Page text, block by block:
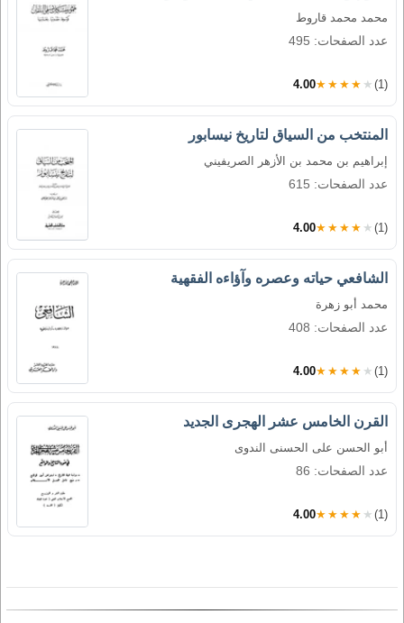
محمد محمد قاروط
عدد الصفحات: 495
4.00★★★★★ (1)
المنتخب من السياق لتاريخ نيسابور
إبراهيم بن محمد بن الأزهر الصريفيني
عدد الصفحات: 615
4.00★★★★★ (1)
الشافعي حياته وعصره وآؤاءه الفقهية
محمد أبو زهرة
عدد الصفحات: 408
4.00★★★★★ (1)
القرن الخامس عشر الهجرى الجديد
أبو الحسن على الحسنى الندوى
عدد الصفحات: 86
4.00★★★★★ (1)